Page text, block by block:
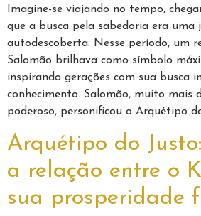
Imagine-se viajando no tempo,
que a busca pela sabedoria era uma
autodescoberta. Nesse período, um
Salomão brilhava como símbolo
inspirando gerações com sua busca
conhecimento. Salomão, muito mais
poderoso, personificou o Arquétipo
Arquétipo do
a relação entre o
sua prosperidade